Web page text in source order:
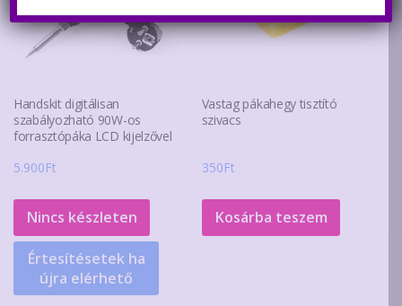
Handskit digitálisan
szabályozható 90W-os
forrasztópáka LCD kijelzővel
5.900Ft
Nincs készleten
Értesítésetek ha
újra elérhető
Vastag pákahegy tisztító
szivacs
350Ft
Kosárba teszem